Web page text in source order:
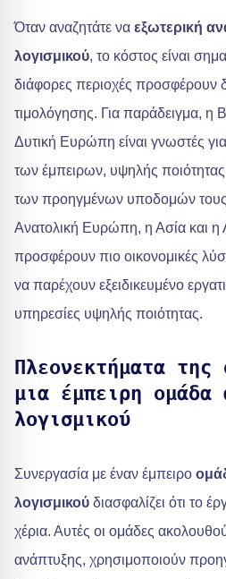
Όταν αναζητάτε να εξωτερική
λογισμικού, το κόστος είναι
διάφορες περιοχές προσφέρουν
τιμολόγησης. Για παράδειγμα, η
Δυτική Ευρώπη είναι γνωστές
των έμπειρων, υψηλής
των προηγμένων υποδομών
Ανατολική Ευρώπη, η Ασία και η
προσφέρουν πιο οικονομικές
να παρέχουν εξειδικευμένο
υπηρεσίες υψηλής ποιότητας.
Πλεονεκτήματα της
μια έμπειρη ομάδα
λογισμικού
Συνεργασία με έναν έμπειρο
λογισμικού διασφαλίζει ότι το
χέρια. Αυτές οι ομάδες
ανάπτυξης, χρησιμοποιούν